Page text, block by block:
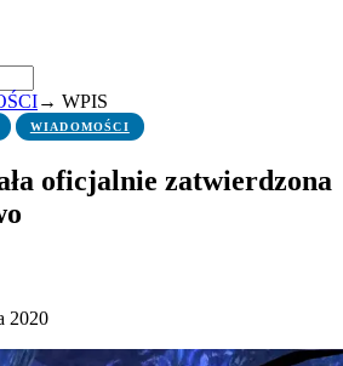
→ WPIS
WIADOMOŚCI
oficjalnie zatwierdzona
2020